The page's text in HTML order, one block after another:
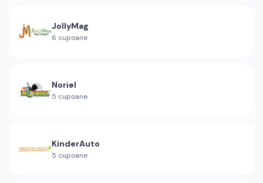
JollyMag
6 cupoane
Noriel
5 cupoane
KinderAuto
5 cupoane